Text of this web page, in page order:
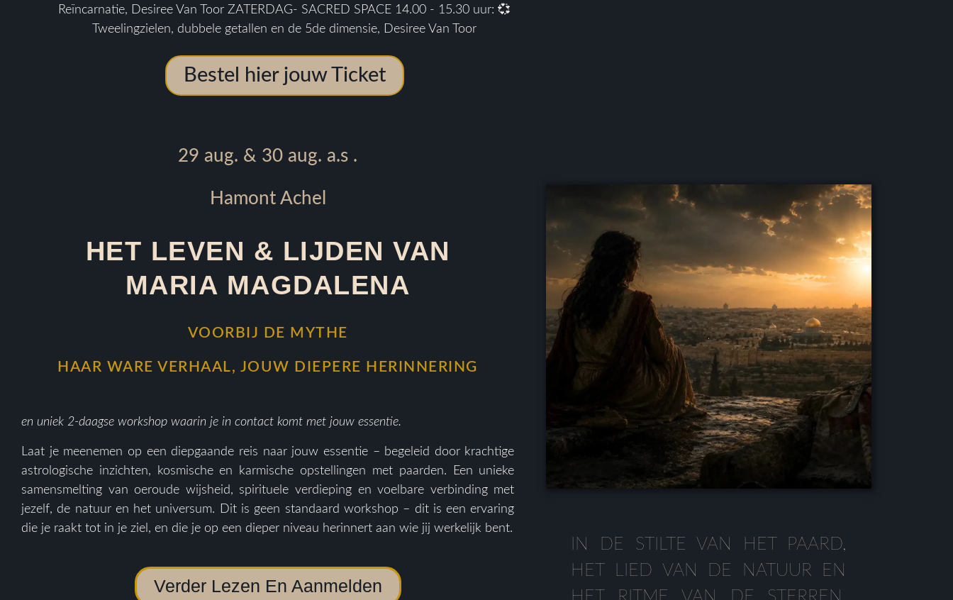
Reïncarnatie, Desiree Van Toor ZATERDAG- SACRED SPACE 14.00 - 15.30 uur: 💞
Tweelingzielen, dubbele getallen en de 5de dimensie, Desiree Van Toor
Bestel hier jouw Ticket
29 aug. & 30 aug. a.s .
Hamont Achel
HET LEVEN & LIJDEN VAN
MARIA MAGDALENA
VOORBIJ DE MYTHE
HAAR WARE VERHAAL, JOUW DIEPERE HERINNERING
en uniek 2-daagse workshop waarin je in contact komt met jouw essentie.
Laat je meenemen op een diepgaande reis naar jouw essentie – begeleid door krachtige
astrologische inzichten, kosmische en karmische opstellingen met paarden. Een unieke
samensmelting van oeroude wijsheid, spirituele verdieping en voelbare verbinding met
jezelf, de natuur en het universum. Dit is geen standaard workshop – dit is een ervaring
die je raakt tot in je ziel, en die je op een dieper niveau herinnert aan wie jij werkelijk bent.
Verder Lezen En Aanmelden
IN DE STILTE VAN HET PAARD,
HET LIED VAN DE NATUUR EN